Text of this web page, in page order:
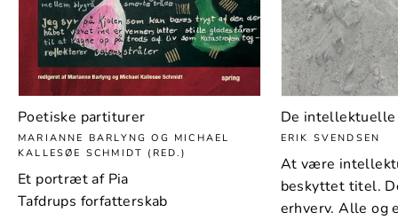
Poetiske partiturer
MARIANNE BARLYNG OG MICHAEL
KALLESØE SCHMIDT (RED.)
Et portræt af Pia
Tafdrups forfatterskab
De intellektuelle
ERIK SVENDSEN
At være
beskyttet titel.
erhverv. Alle og